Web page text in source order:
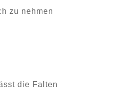
zu nehmen
die Falten